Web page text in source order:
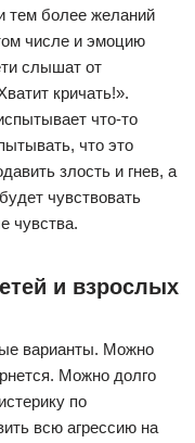
тем более желаний
числе и эмоцию
слышат от
кричать!».
что-то
что это
злость и гнев, а
чувствовать
чувства.
и взрослых
варианты. Можно
Можно долго
по
всю агрессию на